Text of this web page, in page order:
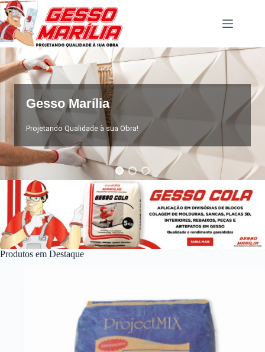
Pular
para
o
conteúdo
Gesso Marília
Projetando Qualidade à sua Obra!
Produtos em Destaque